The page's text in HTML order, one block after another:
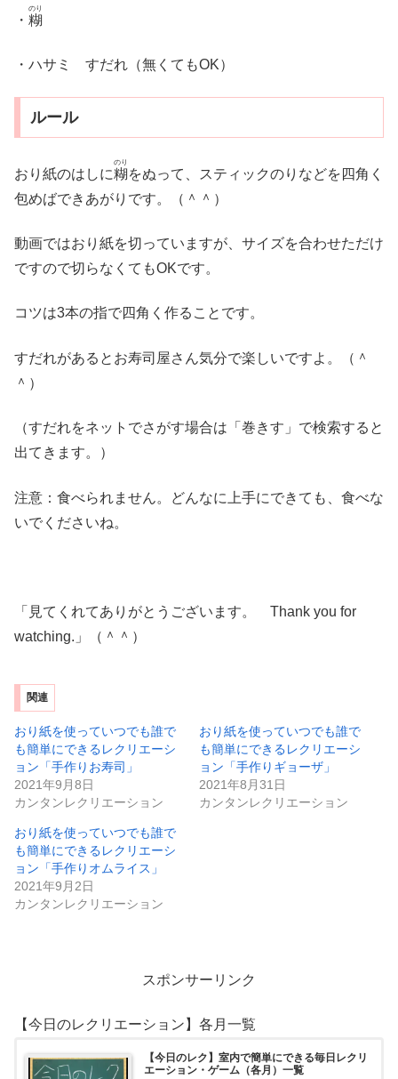
・ 糊
のり
・ハサミ すだれ（無くてもOK）
ルール
おり紙のはしに糊
のり
をぬって、スティックのりなどを四角く
包めばできあがりです。（＾＾）
動画ではおり紙を切っていますが、サイズを合わせただけ
ですので切らなくてもOKです。
コツは3本の指で四角く作ることです。
すだれがあるとお寿司屋さん気分で楽しいですよ。（＾
＾）
（すだれをネットでさがす場合は「巻きす」で検索すると
出てきます。）
注意：食べられません。どんなに上手にできても、食べな
いでくださいね。
「見てくれてありがとうございます。 Thank you for
watching.」（＾＾）
関連
おり紙を使っていつでも誰で
も簡単にできるレクリエーシ
ョン「手作りお寿司」
2021年9月8日
カンタンレクリエーション
おり紙を使っていつでも誰で
も簡単にできるレクリエーシ
ョン「手作りギョーザ」
2021年8月31日
カンタンレクリエーション
おり紙を使っていつでも誰で
も簡単にできるレクリエーシ
ョン「手作りオムライス」
2021年9月2日
カンタンレクリエーション
スポンサーリンク
【今日のレクリエーション】各月一覧
【今日のレク】室内で簡単にできる毎日レクリ
エーション・ゲーム（各月）一覧